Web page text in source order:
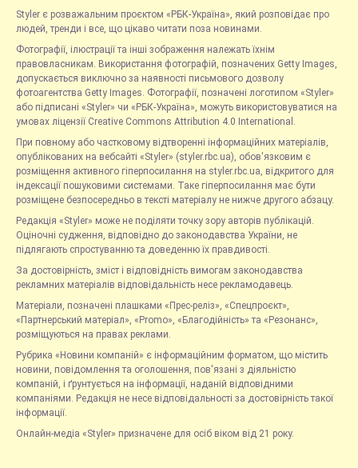
Styler є розважальним проєктом «РБК-Україна», який розповідає про
людей, тренди і все, що цікаво читати поза новинами.
Фотографії, ілюстрації та інші зображення належать їхнім
правовласникам. Використання фотографій, позначених Getty Images,
допускається виключно за наявності письмового дозволу
фотоагентства Getty Images. Фотографії, позначені логотипом «Styler»
або підписані «Styler» чи «РБК-Україна», можуть використовуватися на
умовах ліцензії Creative Commons Attribution 4.0 International.
При повному або частковому відтворенні інформаційних матеріалів,
опублікованих на вебсайті «Styler» (styler.rbc.ua), обов'язковим є
розміщення активного гіперпосилання на styler.rbc.ua, відкритого для
індексації пошуковими системами. Таке гіперпосилання має бути
розміщене безпосередньо в тексті матеріалу не нижче другого абзацу.
Редакція «Styler» може не поділяти точку зору авторів публікацій.
Оціночні судження, відповідно до законодавства України, не
підлягають спростуванню та доведенню їх правдивості.
За достовірність, зміст і відповідність вимогам законодавства
рекламних матеріалів відповідальність несе рекламодавець.
Матеріали, позначені плашками «Прес-реліз», «Спецпроєкт»,
«Партнерський матеріал», «Promo», «Благодійність» та «Резонанс»,
розміщуються на правах реклами.
Рубрика «Новини компаній» є інформаційним форматом, що містить
новини, повідомлення та оголошення, пов'язані з діяльністю
компаній, і ґрунтується на інформації, наданій відповідними
компаніями. Редакція не несе відповідальності за достовірність такої
інформації.
Онлайн-медіа «Styler» призначене для осіб віком від 21 року.